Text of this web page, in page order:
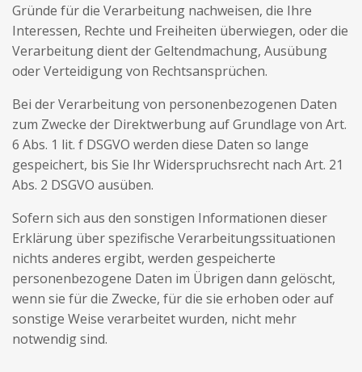
Gründe für die Verarbeitung nachweisen, die Ihre
Interessen, Rechte und Freiheiten überwiegen, oder die
Verarbeitung dient der Geltendmachung, Ausübung
oder Verteidigung von Rechtsansprüchen.
Bei der Verarbeitung von personenbezogenen Daten
zum Zwecke der Direktwerbung auf Grundlage von Art.
6 Abs. 1 lit. f DSGVO werden diese Daten so lange
gespeichert, bis Sie Ihr Widerspruchsrecht nach Art. 21
Abs. 2 DSGVO ausüben.
Sofern sich aus den sonstigen Informationen dieser
Erklärung über spezifische Verarbeitungssituationen
nichts anderes ergibt, werden gespeicherte
personenbezogene Daten im Übrigen dann gelöscht,
wenn sie für die Zwecke, für die sie erhoben oder auf
sonstige Weise verarbeitet wurden, nicht mehr
notwendig sind.